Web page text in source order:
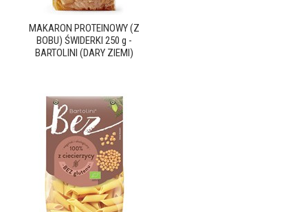
MAKARON PROTEINOWY (Z
BOBU) ŚWIDERKI 250 g -
BARTOLINI (DARY ZIEMI)